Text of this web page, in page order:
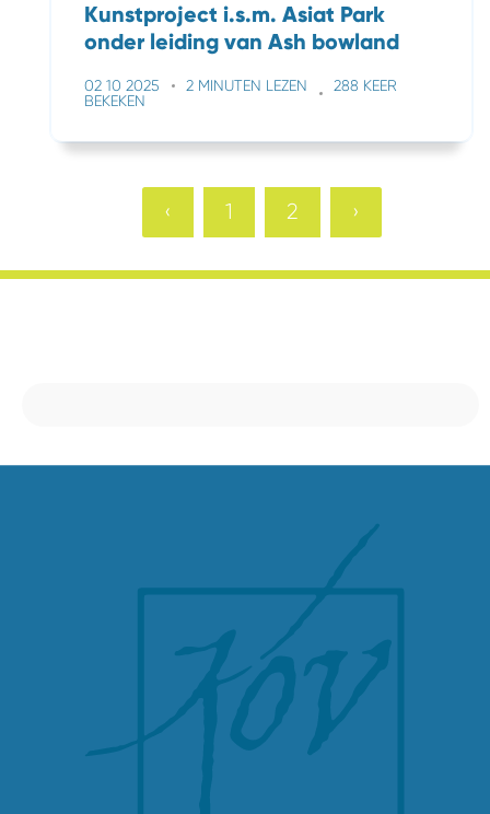
Kunstproject i.s.m. Asiat Park
onder leiding van Ash bowland
02 10 2025 2 MINUTEN LEZEN
288 KEER
BEKEKEN
‹ 1 2 ›